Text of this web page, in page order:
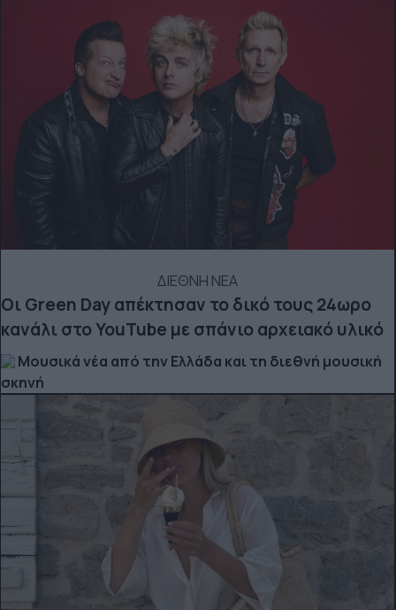
ΔΙΕΘΝΗ ΝΕΑ
Οι Green Day απέκτησαν το δικό τους 24ωρο
κανάλι στο YouTube με σπάνιο αρχειακό υλικό
Μουσικά νέα από την Ελλάδα και τη διεθνή μουσική
σκηνή